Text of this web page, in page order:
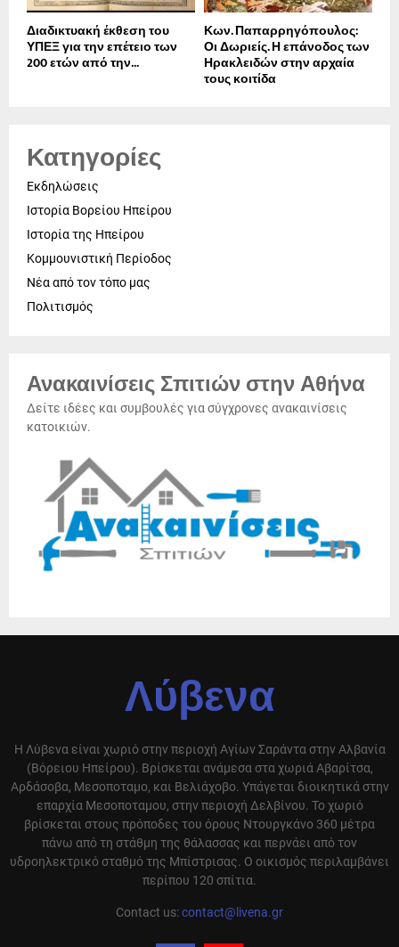
Διαδικτυακή έκθεση του
ΥΠΕΞ για την επέτειο των
200 ετών από την...
Κων. Παπαρρηγόπουλος:
Οι Δωριείς. Η επάνοδος των
Ηρακλειδών στην αρχαία
τους κοιτίδα
Κατηγορίες
Εκδηλώσεις
Ιστορία Βορείου Ηπείρου
Ιστορία της Ηπείρου
Κομμουνιστική Περίοδος
Νέα από τον τόπο μας
Πολιτισμός
Ανακαινίσεις Σπιτιών στην Αθήνα
Δείτε ιδέες και συμβουλές για σύγχρονες ανακαινίσεις
κατοικιών.
Λύβενα
Η Λύβενα είναι χωριό στην περιοχή Αγίων Σαράντα στην Αλβανία
(Βόρειου Ηπείρου). Βρίσκεται ανάμεσα στα χωριά Αβαρίτσα,
Αρδάσοβα, Μεσοποταμο, και Βελιάχοβο. Υπάγεται διοικητικά στην
επαρχία Μεσοποταμου, στην περιοχή Δελβίνου. Το χωριό
βρίσκεται στους πρόποδες του όρους Ντουργκάνο 360 μέτρα
πάνω από τη στάθμη της θάλασσας και περνάει από τον
υδροηλεκτρικό σταθμό της Μπίστρισας. Ο οικισμός περιλαμβάνει
περίπου 120 σπίτια.
Contact us:contact@livena.gr